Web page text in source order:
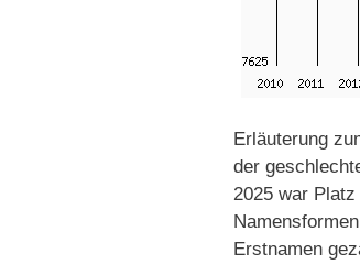
Erläuterung
der
2025 war
Erstnamen